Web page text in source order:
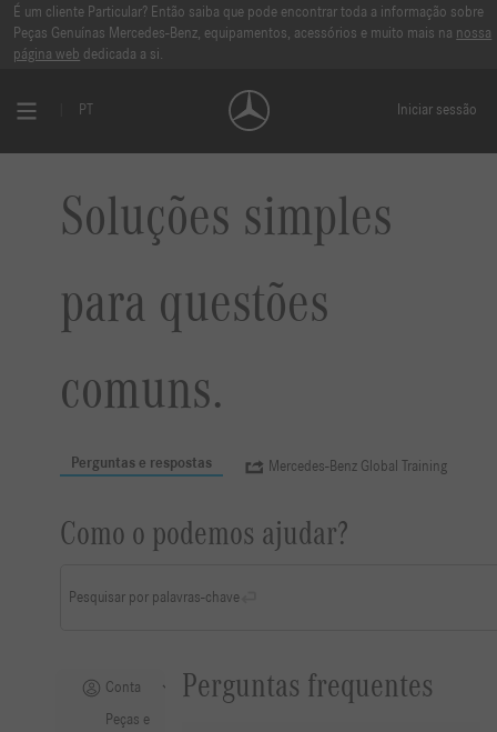
É um cliente Particular? Então saiba que pode encontrar toda a informação sobre
Peças Genuínas Mercedes-Benz, equipamentos, acessórios e muito mais na nossa
página web dedicada a si.
PT Iniciar sessão
Soluções simples
para questões
comuns.
Perguntas e respostas Mercedes-Benz Global Training
Como o podemos ajudar?
Pesquisar por palavras-chave
Conta
Peças e
Perguntas frequentes